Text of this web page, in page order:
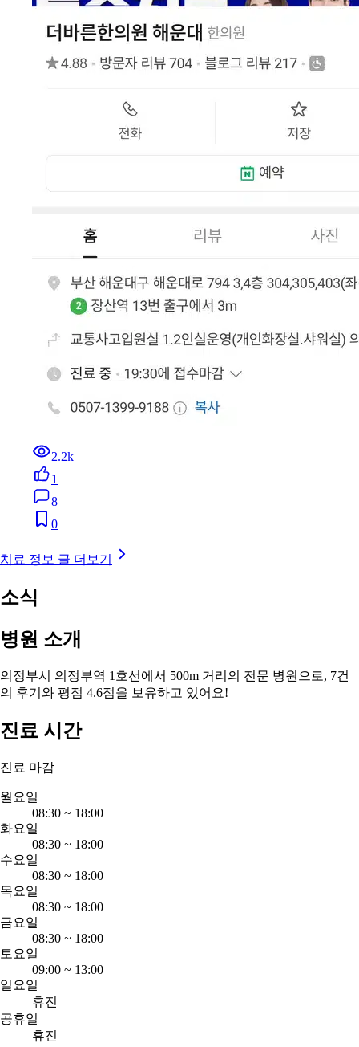
2.2k
1
8
0
치료 정보 글 더보기
소식
병원 소개
의정부시 의정부역 1호선에서 500m 거리의 전문 병원으로, 7건
의 후기와 평점 4.6점을 보유하고 있어요!
진료 시간
진료 마감
월요일
08:30 ~ 18:00
화요일
08:30 ~ 18:00
수요일
08:30 ~ 18:00
목요일
08:30 ~ 18:00
금요일
08:30 ~ 18:00
토요일
09:00 ~ 13:00
일요일
휴진
공휴일
휴진